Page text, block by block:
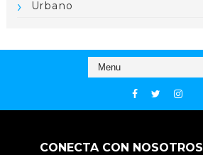
Urbano
CONECTA CON NOSOTROS